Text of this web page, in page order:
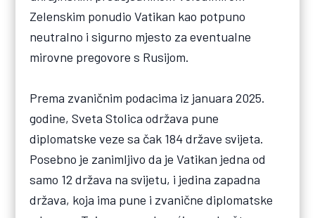
Zelenskim ponudio Vatikan kao potpuno
neutralno i sigurno mjesto za eventualne
mirovne pregovore s Rusijom.
Prema zvaničnim podacima iz januara 2025.
godine, Sveta Stolica održava pune
diplomatske veze sa čak 184 države svijeta.
Posebno je zanimljivo da je Vatikan jedna od
samo 12 država na svijetu, i jedina zapadna
država, koja ima pune i zvanične diplomatske